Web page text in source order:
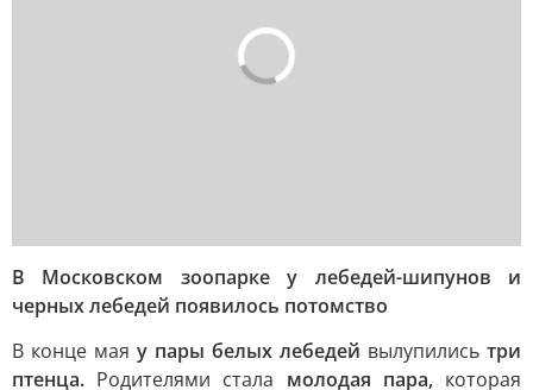
В Московском зоопарке у лебедей-шипунов и
черных лебедей появилось потомство
В конце мая у пары белых лебедей вылупились три
птенца. Родителями стала молодая пара,которая